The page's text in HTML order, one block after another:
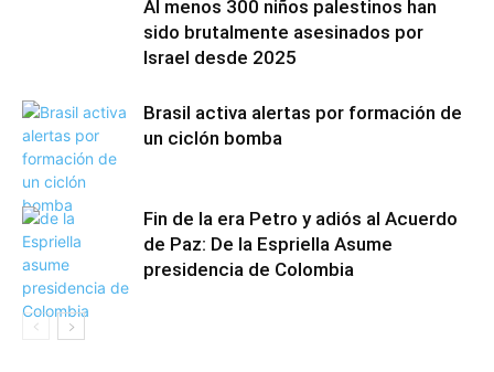
Al menos 300 niños palestinos han
sido brutalmente asesinados por
Israel desde 2025
Brasil activa alertas por formación de
un ciclón bomba
Fin de la era Petro y adiós al Acuerdo
de Paz: De la Espriella Asume
presidencia de Colombia